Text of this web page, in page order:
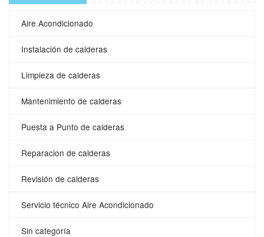
Aire Acondicionado
Instalación de calderas
Limpieza de calderas
Mantenimiento de calderas
Puesta a Punto de calderas
Reparacion de calderas
Revisión de calderas
Servicio técnico Aire Acondicionado
Sin categoría